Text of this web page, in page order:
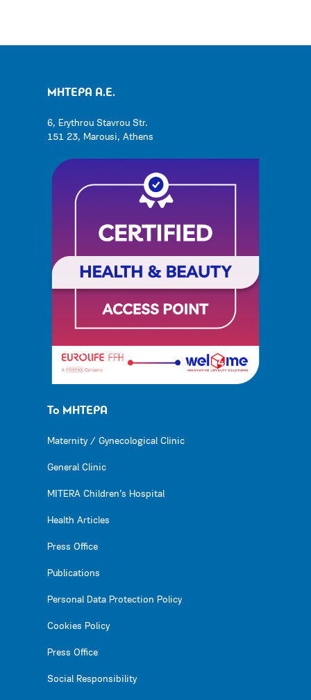
ΜΗΤΕΡΑ Α.Ε.
6, Erythrou Stavrou Str.
151 23, Marousi, Athens
Το ΜΗΤΕΡΑ
Maternity / Gynecological Clinic
General Clinic
MITERA Children’s Hospital
Health Articles
Press Office
Publications
Personal Data Protection Policy
Cookies Policy
Press Office
Social Responsibility